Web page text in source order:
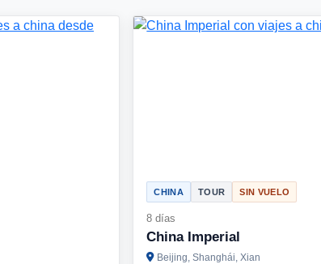
CHINA TOUR SIN VUELO
8 días
China Imperial
Beijing, Shanghái, Xian